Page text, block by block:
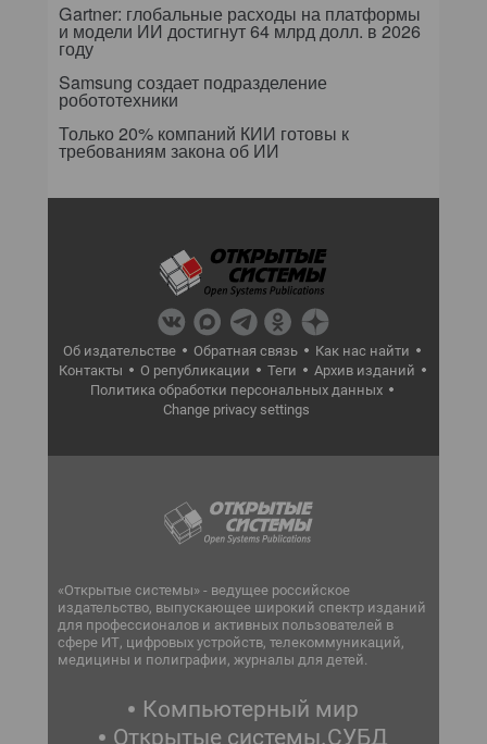
Gartner: глобальные расходы на платформы
и модели ИИ достигнут 64 млрд долл. в 2026
году
Samsung создает подразделение
робототехники
Только 20% компаний КИИ готовы к
требованиям закона об ИИ
Об издательстве Обратная связь
Как нас найти
Контакты
О републикации Теги
Архив изданий
Политика обработки персональных данных
Change privacy settings
«Открытые системы» - ведущее российское
издательство, выпускающее широкий спектр изданий
для профессионалов и активных пользователей в
сфере ИТ, цифровых устройств, телекоммуникаций,
медицины и полиграфии, журналы для детей.
Компьютерный мир
Открытые системы.СУБД